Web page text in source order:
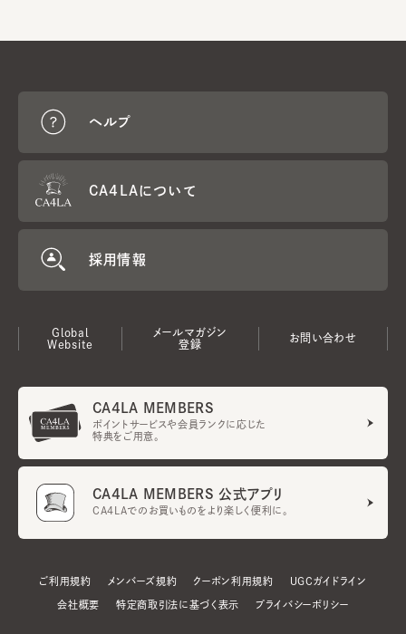
ヘルプ
CA4LAについて
採用情報
Global
Website
メールマガジン
登録
お問い合わせ
CA4LA MEMBERS
ポイントサービスや会員ランクに応じた
特典をご用意。
CA4LA MEMBERS 公式アプリ
CA4LAでのお買いものをより楽しく便利に。
ご利用規約 メンバーズ規約 クーポン利用規約 UGCガイドライン
会社概要 特定商取引法に基づく表示 プライバシーポリシー